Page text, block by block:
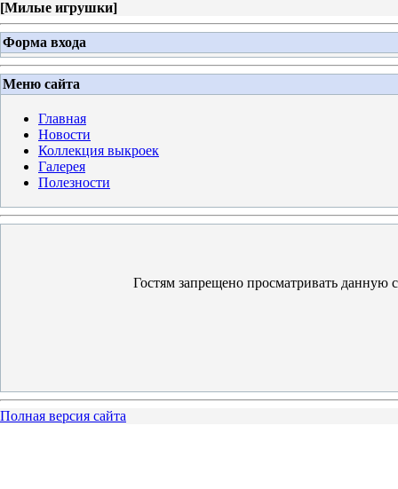
[Милые игрушки]
Форма входа
Меню сайта
Главная
Новости
Коллекция выкроек
Галерея
Полезности
Гостям запрещено просматривать данную
Полная версия сайта